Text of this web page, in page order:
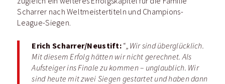
Scharrer nach Weltmeistertiteln und Champions-
League-Siegen.
Erich Scharrer/Neustift: “„Wir sind überglücklich.
Mit diesem Erfolg hätten wir nicht gerechnet. Als
Aufsteiger ins Finale zu kommen – unglaublich. Wir
sind heute mit zwei Siegen gestartet und haben dann